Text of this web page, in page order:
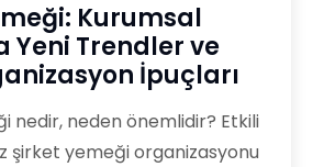
Kurumsal
Yeni Trendler ve
İpuçları
nedir, neden önemlidir? Etkili
şirket yemeği organizasyonu